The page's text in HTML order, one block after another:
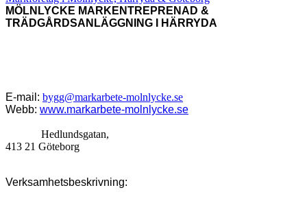
MÖLNLYCKE MARKENTREPRENAD &
TRÄDGÅRDSANLÄGGNING I HÄRRYDA
E-mail: bygg@markarbete-molnlycke.se
Webb: www.markarbete-molnlycke.se
Hedlundsgatan,
413 21 Göteborg
Verksamhetsbeskrivning: